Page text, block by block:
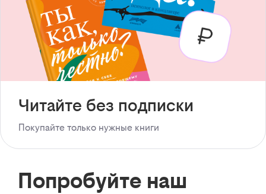
Читайте без подписки
Покупайте только нужные книги
Попробуйте наш